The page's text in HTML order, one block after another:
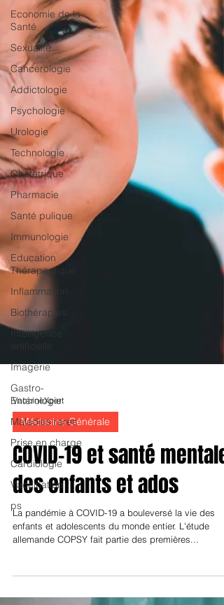
Economie de la
Santé
Sexualité
Cancérologie
Addictologie
Psychologie
Urologie
Technologie
Obstétrique
Pharmacie
Santé pulique
Immunologie
Education
Thérapeutique
Inflammation
Biothérapies
Intelligence
artificielle
Imagerie
Gastro-
Entérologie
Maladies rares
Prise en charge
Cardiologie
Vaccination
ps
VaccineXpert
Médecine Générale
COVID-19 et santé mentale
enfants et adolescents du monde entier. L'étude